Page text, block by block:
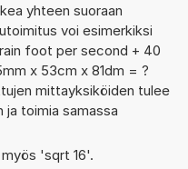
yhteen suoraan
voi esimerkiksi
foot per second + 40
x 53cm x 81dm = ?
mittayksiköiden tulee
ja toimia samassa
'sqrt 16'.